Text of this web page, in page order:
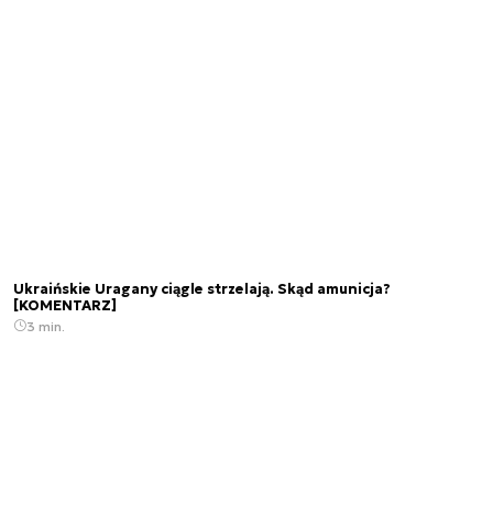
Ukraińskie Uragany ciągle strzelają. Skąd amunicja?
[KOMENTARZ]
3 min.